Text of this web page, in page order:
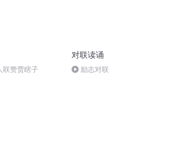
联赞贾瞎子
对联读诵
励志对联